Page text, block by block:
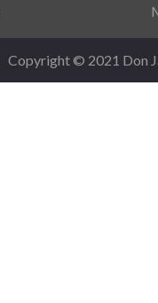
Copyright © 2021 Don